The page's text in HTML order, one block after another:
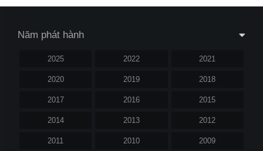
Năm phát hành
2025 2022 2021
2020 2019 2018
2017 2016 2015
2014 2013 2012
2011 2010 2009